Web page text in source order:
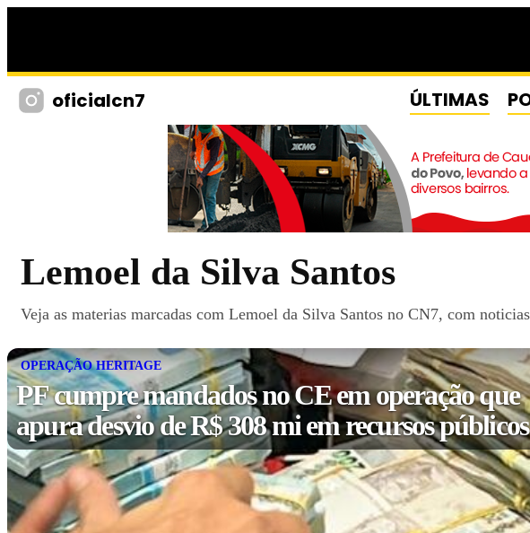
oficialcn7 ÚLTIMAS
Lemoel da Silva Santos
Veja as materias marcadas com Lemoel da Silva Santos no CN7, com
OPERAÇÃO HERITAGE
PF cumpre mandados no CE em operação que
apura desvio de R$ 308 mi em recursos públicos